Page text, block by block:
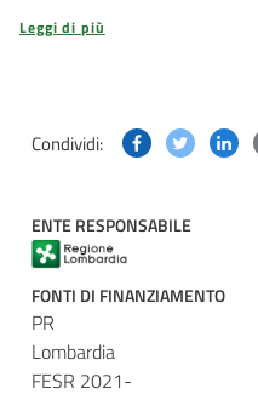
Leggi di più
Condividi: Condividi
ENTE RESPONSABILE
FONTI DI FINANZIAMENTO
PR
Lombardia
FESR 2021-